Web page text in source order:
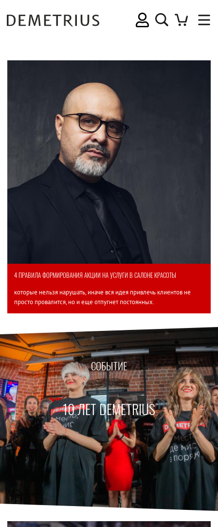
4 ПРАВИЛА ФОРМИРОВАНИЯ АКЦИИ НА УСЛУГИ В САЛОНЕ КРАСОТЫ
которые нельзя нарушать, иначе вся идея привлечь клиентов не
просто провалится, но и еще отпугнет постоянных.
СОБЫТИЕ
10 ЛЕТ DEMETRIUS